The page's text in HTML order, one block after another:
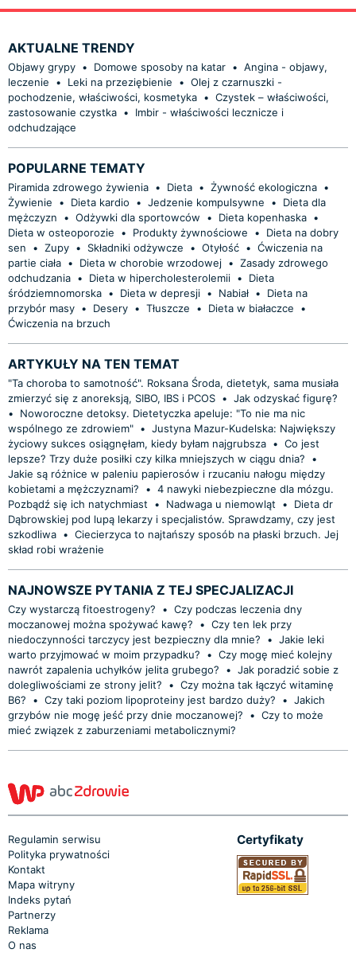
AKTUALNE TRENDY
Objawy grypy • Domowe sposoby na katar • Angina - objawy,
leczenie
• Leki na przeziębienie • Olej z czarnuszki -
pochodzenie, właściwości, kosmetyka • Czystek – właściwości,
zastosowanie czystka •
Imbir - właściwości lecznicze i
odchudzające
POPULARNE TEMATY
Piramida zdrowego żywienia • Dieta • Żywność ekologiczna •
Żywienie
• Dieta kardio • Jedzenie kompulsywne •
Dieta dla
mężczyzn
• Odżywki dla sportowców • Dieta kopenhaska •
Dieta w osteoporozie
• Produkty żywnościowe •
Dieta na dobry
sen
• Zupy • Składniki odżywcze • Otyłość • Ćwiczenia na
partie ciała • Dieta w chorobie wrzodowej • Zasady zdrowego
odchudzania • Dieta w hipercholesterolemii •
Dieta
śródziemnomorska • Dieta w depresji • Nabiał •
Dieta na
przybór masy • Desery • Tłuszcze • Dieta w białaczce
•
Ćwiczenia na brzuch
ARTYKUŁY NA TEN TEMAT
"Ta choroba to samotność". Roksana Środa, dietetyk, sama musiała
zmierzyć się z anoreksją, SIBO, IBS i PCOS • Jak odzyskać figurę?
•
Noworoczne detoksy. Dietetyczka apeluje: "To nie ma nic
wspólnego ze zdrowiem" • Justyna Mazur-Kudelska: Największy
życiowy sukces osiągnęłam, kiedy byłam najgrubsza • Co jest
lepsze? Trzy duże posiłki czy kilka mniejszych w ciągu dnia?
•
Jakie są różnice w paleniu papierosów i rzucaniu nałogu między
kobietami a mężczyznami?
• 4 nawyki niebezpieczne dla mózgu.
Pozbądź się ich natychmiast
• Nadwaga u niemowląt •
Dieta dr
Dąbrowskiej pod lupą lekarzy i specjalistów. Sprawdzamy, czy jest
szkodliwa • Ciecierzyca to najtańszy sposób na płaski brzuch. Jej
skład robi wrażenie
NAJNOWSZE PYTANIA Z TEJ SPECJALIZACJI
Czy wystarczą fitoestrogeny? • Czy podczas leczenia dny
moczanowej można spożywać kawę?
• Czy ten lek przy
niedoczynności tarczycy jest bezpieczny dla mnie?
• Jakie leki
warto przyjmować w moim przypadku?
• Czy mogę mieć kolejny
nawrót zapalenia uchyłków jelita grubego?
• Jak poradzić sobie z
dolegliwościami ze strony jelit?
• Czy można tak łączyć witaminę
B6?
• Czy taki poziom lipoproteiny jest bardzo duży? • Jakich
grzybów nie mogę jeść przy dnie moczanowej?
• Czy to może
mieć związek z zaburzeniami metabolicznymi?
Regulamin serwisu
Polityka prywatności
Kontakt
Mapa witryny
Indeks pytań
Partnerzy
Reklama
O nas
Certyfikaty